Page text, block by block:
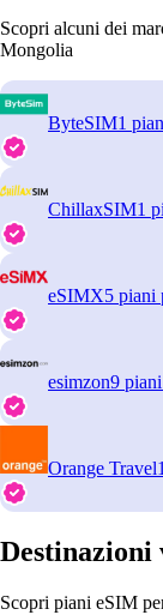
Scopri alcuni dei
Mongolia
ByteSIM1
ChillaxSIM1
eSIMX5 piani
esimzon9
Orange Travel
Destinazioni
Scopri piani eSIM